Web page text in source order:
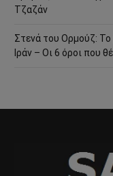
Τζαζάν
Στενά του Ορμούζ: Το
Ιράν – Οι 6 όροι που